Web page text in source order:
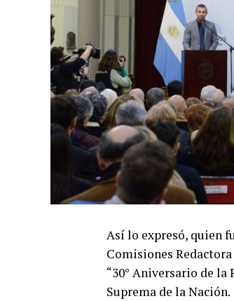
Así lo expresó, quien
Comisiones
“30° Aniversario de
Suprema de la Nación.